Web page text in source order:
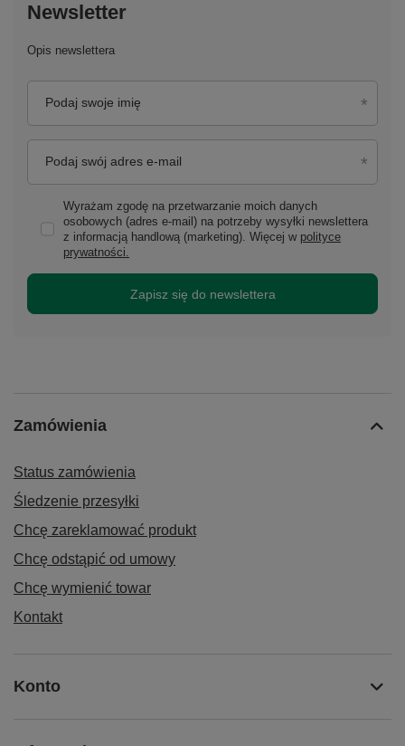
Newsletter
Opis newslettera
Podaj swoje imię
Podaj swój adres e-mail
Wyrażam zgodę na przetwarzanie moich danych
osobowych (adres e-mail) na potrzeby wysyłki newslettera
z informacją handlową (marketing). Więcej w polityce
prywatności.
Zapisz się do newslettera
Zamówienia
Status zamówienia
Śledzenie przesyłki
Chcę zareklamować produkt
Chcę odstąpić od umowy
Chcę wymienić towar
Kontakt
Konto